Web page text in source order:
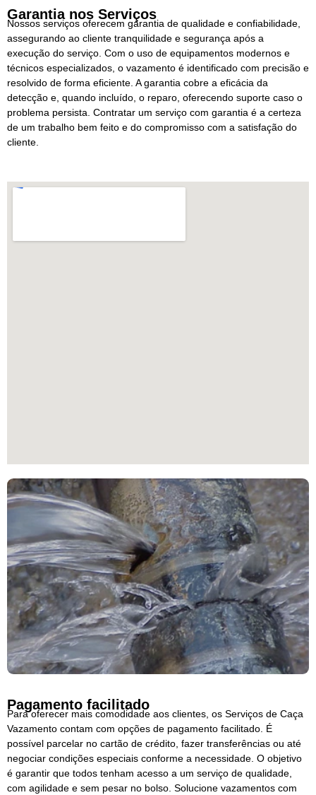
Garantia nos Serviços
Nossos serviços oferecem garantia de qualidade e confiabilidade,
assegurando ao cliente tranquilidade e segurança após a
execução do serviço. Com o uso de equipamentos modernos e
técnicos especializados, o vazamento é identificado com precisão e
resolvido de forma eficiente. A garantia cobre a eficácia da
detecção e, quando incluído, o reparo, oferecendo suporte caso o
problema persista. Contratar um serviço com garantia é a certeza
de um trabalho bem feito e do compromisso com a satisfação do
cliente.
Pagamento facilitado
Para oferecer mais comodidade aos clientes, os Serviços de Caça
Vazamento contam com opções de pagamento facilitado. É
possível parcelar no cartão de crédito, fazer transferências ou até
negociar condições especiais conforme a necessidade. O objetivo
é garantir que todos tenham acesso a um serviço de qualidade,
com agilidade e sem pesar no bolso. Solucione vazamentos com